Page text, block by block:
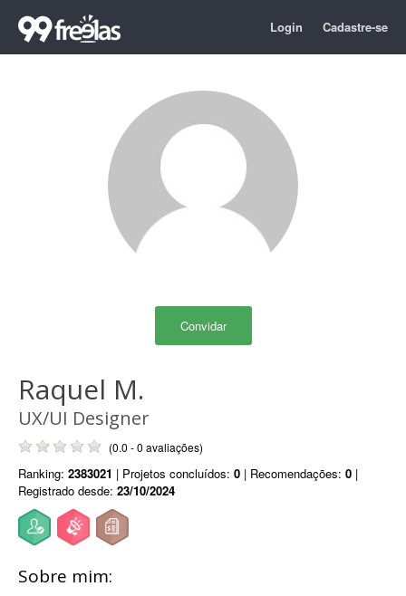
Login Cadastre-se
Convidar
Raquel M.
UX/UI Designer
(0.0 - 0 avaliações)
Ranking: 2383021 | Projetos concluídos: 0 | Recomendações: 0 |
Registrado desde: 23/10/2024
Sobre mim: